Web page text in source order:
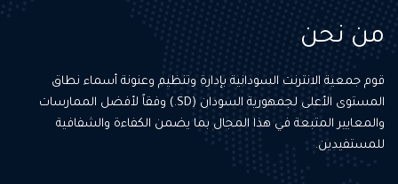
من نحن
قوم جمعية الانترنت السودانية بإدارة وتنظيم وعنونة أسماء نطاق
المستوى الأعلى لجمهورية السودان (SD.) وفقاً لأفضل الممارسات
والمعايير المتبعة في هذا المجال بما يضمن الكفاءة والشفافية
للمستفيدين.